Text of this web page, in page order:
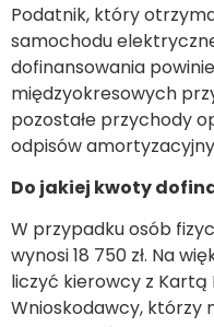
Podatnik, który
samochodu
dofinansowania
międzyokresowych
pozostałe przychody
odpisów
Do jakiej kwoty
W przypadku osób
wynosi 18 750 zł. Na
liczyć kierowcy z Kartą
Wnioskodawcy, którzy